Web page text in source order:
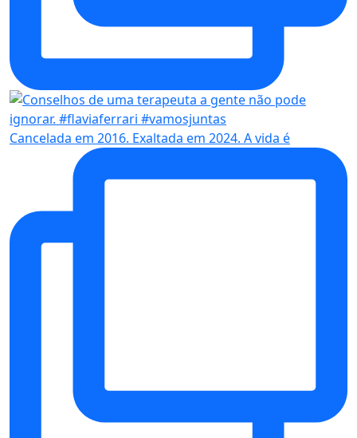
Cancelada em 2016. Exaltada em 2024. A vida é